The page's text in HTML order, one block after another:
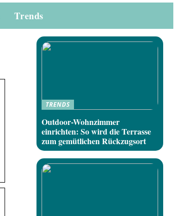
Trends
TRENDS
Outdoor-Wohnzimmer
einrichten: So wird die Terrasse
zum gemütlichen Rückzugsort